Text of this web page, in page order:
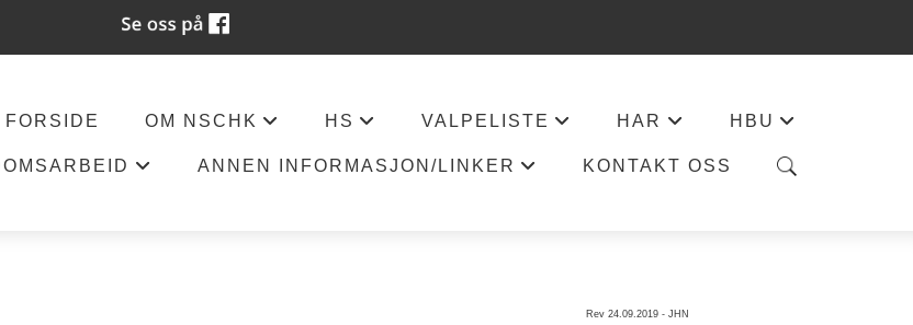
FORSIDE OM NSCHK HS VALPELISTE HAR HBU
ANNEN INFORMASJON/LINKER KONTAKT OSS
Rev 24.09.2019 - JHN